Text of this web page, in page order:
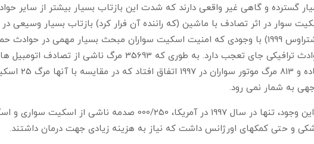
گسترده و گاهی غیر واقعی دارند که شدت این بازتاب بسیار بیشتر از سایر
سوار در اثر تصادف با ماشین (که راننده آن فرار کرد) بازتاب بسیار
(اشتراوس 1999) با وجودی که امنیت اسکیت سواران مبحث بسیار مهمی در
به شمار نمی رود.
با این وجود، تنها در سال 1997 در آمریکا، 000/250
و حتی کمکهای اورژانس داشت که نیاز به هزینه زیادی جهت درمان داشتند.